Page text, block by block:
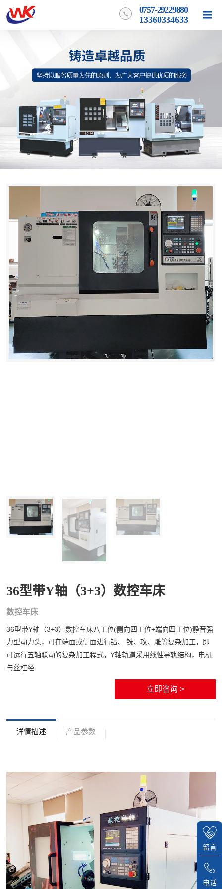
0757-29229880
13360334633
36型带Y轴（3+3）数控车床
数控车床
36型带Y轴（3+3）数控车床八工位(侧向四工位+端向四工位)静音强
力型动力头，可在端面或侧面进行钻、 铣、攻、雕等复杂加工，即
可运行五轴联动的复杂加工程式，Y轴轨道采用线性导轨结构，电机
与丝杠经
立即咨询 >
详情描述 产品参数
留言
电话